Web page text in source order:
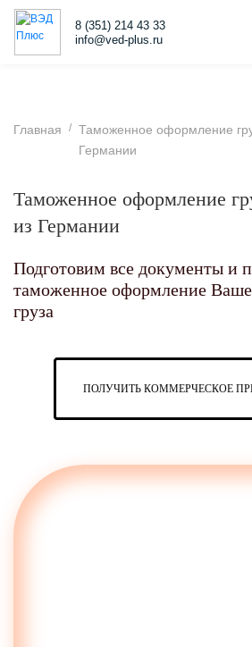
8 (351) 214 43 33
info@ved-plus.ru
Главная / Таможенное оформление
Германии
Таможенное оформление
из Германии
Подготовим все документы и
таможенное оформление
груза
ПОЛУЧИТЬ КОММЕРЧЕСКОЕ